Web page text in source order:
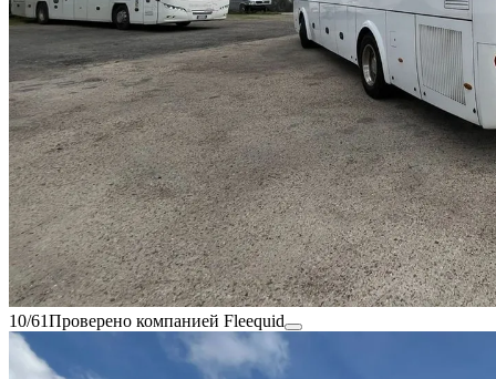
10/61Проверено компанией Fleequid